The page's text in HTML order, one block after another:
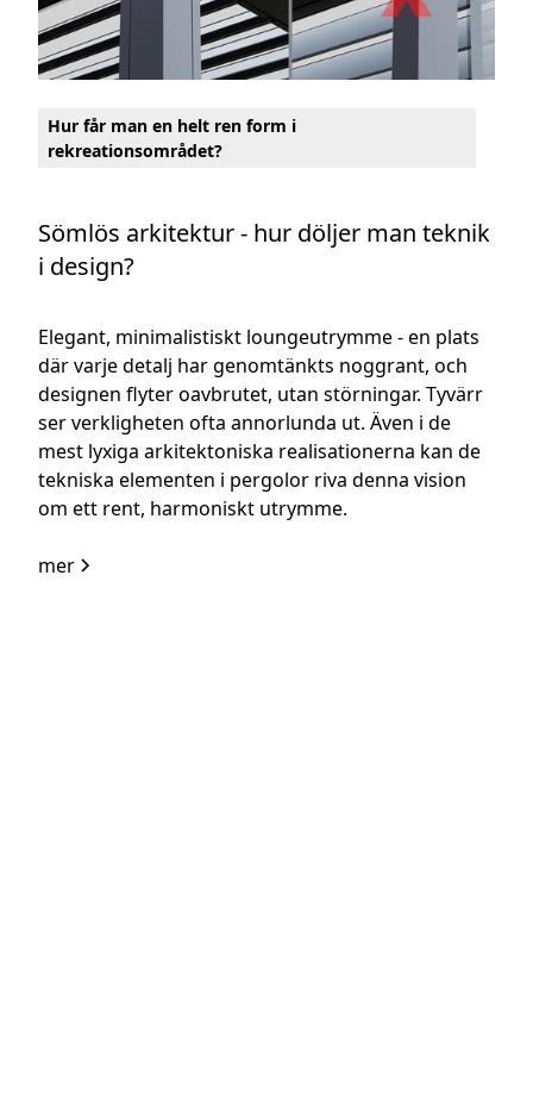
Hur får man en helt ren form i
rekreationsområdet?
Sömlös arkitektur - hur döljer man teknik
i design?
Elegant, minimalistiskt loungeutrymme - en plats
där varje detalj har genomtänkts noggrant, och
designen flyter oavbrutet, utan störningar. Tyvärr
ser verkligheten ofta annorlunda ut. Även i de
mest lyxiga arkitektoniska realisationerna kan de
tekniska elementen i pergolor riva denna vision
om ett rent, harmoniskt utrymme.
mer